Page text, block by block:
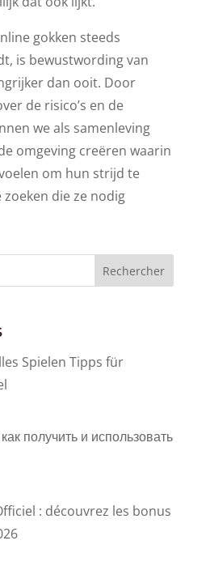
gokken steeds
is bewustwording van
dan ooit. Door
de risico’s en de
we als samenleving
omgeving creëren waarin
om hun strijd te
die ze nodig
Rechercher
Spielen Tipps für
получить и использовать
: découvrez les bonus